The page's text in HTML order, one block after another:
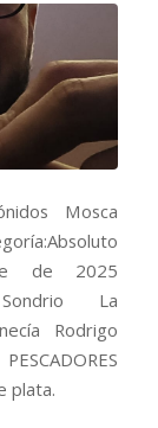
Mosca
de 2025
Sondrio La
Rodrigo
plata.